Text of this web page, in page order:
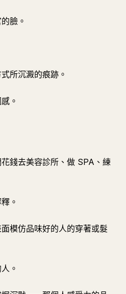
臉。
所沉澱的痕跡。
。
錢去美容診所、做 SPA、練
。
模仿品味好的人的穿著或髮
。